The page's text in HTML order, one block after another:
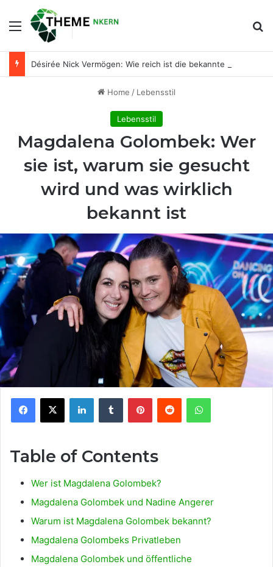
Menu
Home / Lebensstil
Lebensstil
Magdalena Golombek: Wer
sie ist, warum sie gesucht
wird und was wirklich
bekannt ist
Facebook
X LinkedInTumblr PinterestReddit WhatsApp
Table of Contents
Wer ist Magdalena Golombek?
Magdalena Golombek und Nadine Angerer
Warum ist Magdalena Golombek bekannt?
Magdalena Golombeks Privatleben
Magdalena Golombek und öffentliche